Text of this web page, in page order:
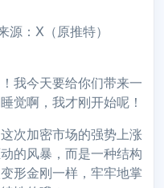
：X（原推特）
我今天要给你们带来一
觉啊，我才刚开始呢！
次加密市场的强势上涨
的风暴，而是一种结构
形金刚一样，牢牢地掌